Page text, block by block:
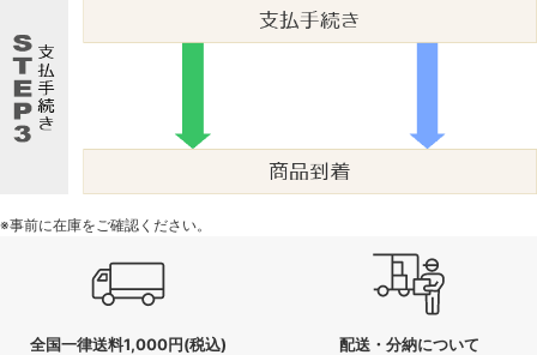
※事前に在庫をご確認ください。
全国一律送料1,000円(税込) 配送・分納について